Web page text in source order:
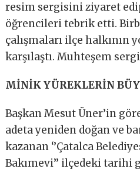
resim sergisini ziyaret
öğrencileri tebrik etti.
çalışmaları ilçe halkının
karşılaştı. Muhteşem
MİNİK YÜREKLERİN
Başkan Mesut Üner’in
adeta yeniden doğan ve
kazanan ‘’Çatalca
Bakımevi’’ ilçedeki tarihi